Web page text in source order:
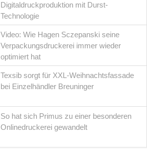
Digitaldruckproduktion mit Durst-
Technologie
Video: Wie Hagen Sczepanski seine
Verpackungsdruckerei immer wieder
optimiert hat
Texsib sorgt für XXL-Weihnachtsfassade
bei Einzelhändler Breuninger
So hat sich Primus zu einer besonderen
Onlinedruckerei gewandelt